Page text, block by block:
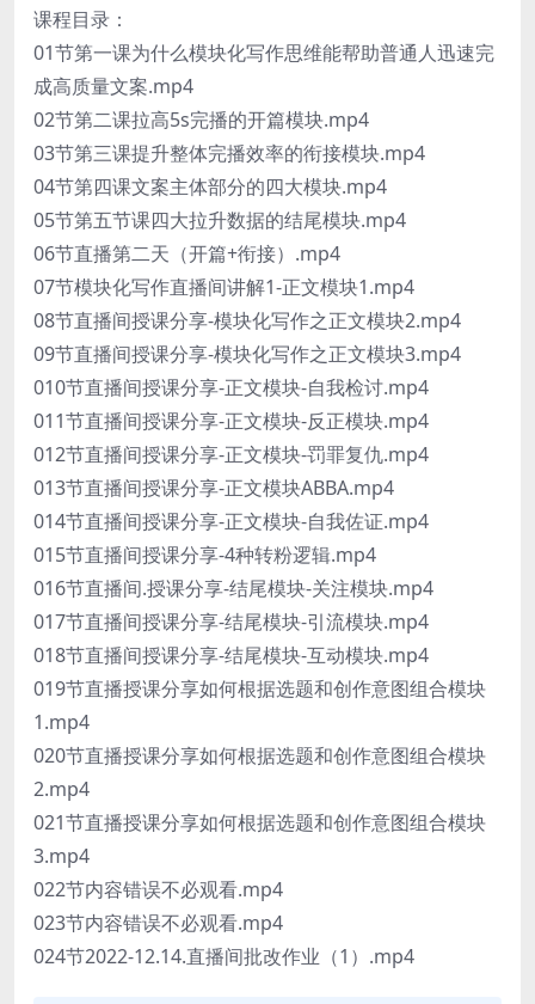
课程目录：
01节第一课为什么模块化写作思维能帮助普通人迅速完
成高质量文案.mp4
02节第二课拉高5s完播的开篇模块.mp4
03节第三课提升整体完播效率的衔接模块.mp4
04节第四课文案主体部分的四大模块.mp4
05节第五节课四大拉升数据的结尾模块.mp4
06节直播第二天（开篇+衔接）.mp4
07节模块化写作直播间讲解1-正文模块1.mp4
08节直播间授课分享-模块化写作之正文模块2.mp4
09节直播间授课分享-模块化写作之正文模块3.mp4
010节直播间授课分享-正文模块-自我检讨.mp4
011节直播间授课分享-正文模块-反正模块.mp4
012节直播间授课分享-正文模块-罚罪复仇.mp4
013节直播间授课分享-正文模块ABBA.mp4
014节直播间授课分享-正文模块-自我佐证.mp4
015节直播间授课分享-4种转粉逻辑.mp4
016节直播间.授课分享-结尾模块-关注模块.mp4
017节直播间授课分享-结尾模块-引流模块.mp4
018节直播间授课分享-结尾模块-互动模块.mp4
019节直播授课分享如何根据选题和创作意图组合模块
1.mp4
020节直播授课分享如何根据选题和创作意图组合模块
2.mp4
021节直播授课分享如何根据选题和创作意图组合模块
3.mp4
022节内容错误不必观看.mp4
023节内容错误不必观看.mp4
024节2022-12.14.直播间批改作业（1）.mp4